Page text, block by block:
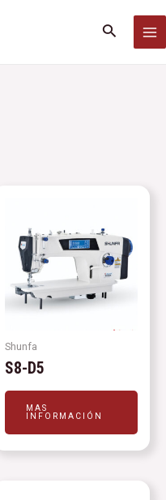
Buscar
Shunfa
S8-D5
MAS
INFORMACIÓN